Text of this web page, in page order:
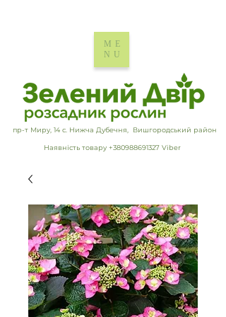
пр-т Миру, 14 с. Нижча Дубечня, Вишгородський район
Наявність товару +380988691327 Viber
ME
NU